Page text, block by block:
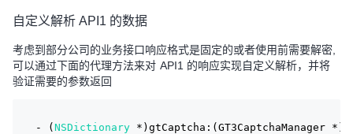
自定义解析 API1 的数据
考虑到部分公司的业务接口响应格式是固定的或者使用前需要解密,
可以通过下面的代理方法来对 API1 的响应实现自定义解析，并将
验证需要的参数返回
- (NSDictionary *)gtCaptcha:(GT3CaptchaManager